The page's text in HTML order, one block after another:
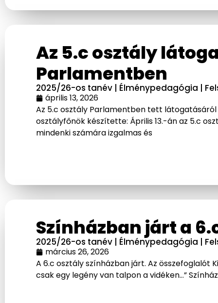
Az 5.c osztály
Parlamentben
2025/26-os tanév| Élménypedagógia |
április 13, 2026
Az 5.c osztály Parlamentben tett
osztályfőnök készítette: Április 13.-án az 5.c
mindenki számára izgalmas és
Színházban járt a
2025/26-os tanév| Élménypedagógia |
március 26, 2026
A 6.c osztály színházban járt. Az összefoglalót
csak egy legény van talpon a vidéken…”